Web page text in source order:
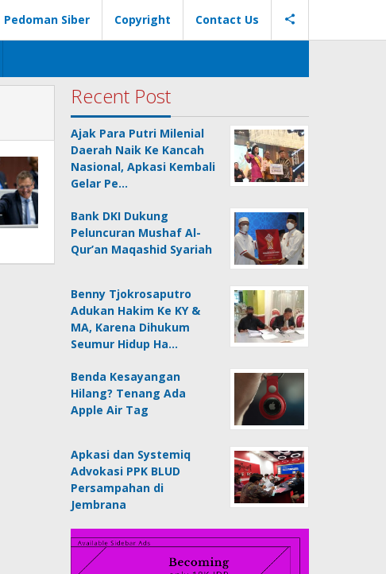
Pedoman Siber Copyright Contact Us
Recent Post
Ajak Para Putri Milenial
Daerah Naik Ke Kancah
Nasional, Apkasi Kembali
Gelar Pe…
Bank DKI Dukung
Peluncuran Mushaf Al-
Qur’an Maqashid Syariah
Benny Tjokrosaputro
Adukan Hakim Ke KY &
MA, Karena Dihukum
Seumur Hidup Ha…
Benda Kesayangan
Hilang? Tenang Ada
Apple Air Tag
Apkasi dan Systemiq
Advokasi PPK BLUD
Persampahan di
Jembrana